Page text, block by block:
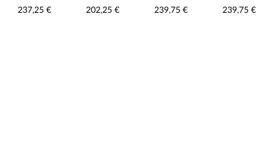
spalvos komoda
237,25 € 202,25 €
akmens spalvos
239,75 €
tamsiai mėlyna
239,75 €